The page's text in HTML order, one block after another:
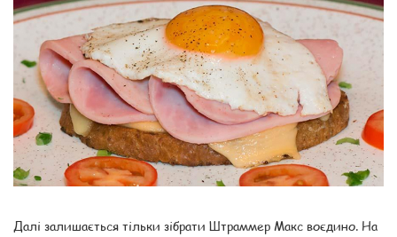
Далі залишається тільки зібрати Штраммер Макс воєдино. На